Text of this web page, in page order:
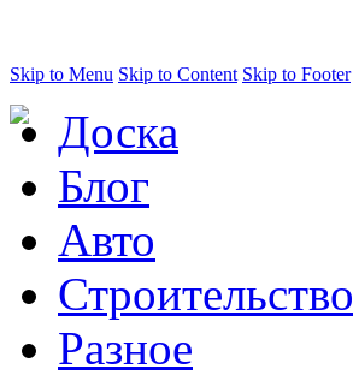
Skip to Menu Skip to Content Skip to Footer
Доска
Блог
Авто
Строительство
Разное